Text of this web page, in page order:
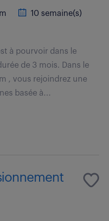
10 semaine(s)
à pourvoir dans le
de 3 mois. Dans le
, vous rejoindrez une
basée à...